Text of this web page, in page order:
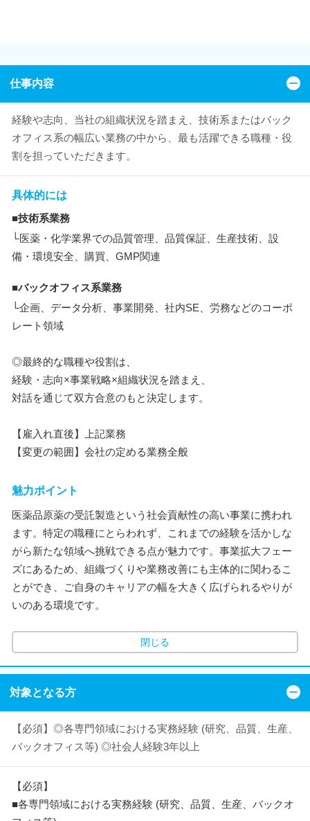
仕事内容
経験や志向、当社の組織状況を踏まえ、技術系またはバック
オフィス系の幅広い業務の中から、最も活躍できる職種・役
割を担っていただきます。
具体的には
■技術系業務
└医薬・化学業界での品質管理、品質保証、生産技術、設
備・環境安全、購買、GMP関連
■バックオフィス系業務
└企画、データ分析、事業開発、社内SE、労務などのコーポ
レート領域
◎最終的な職種や役割は、
経験・志向×事業戦略×組織状況を踏まえ、
対話を通じて双方合意のもと決定します。
【雇入れ直後】上記業務
【変更の範囲】会社の定める業務全般
魅力ポイント
医薬品原薬の受託製造という社会貢献性の高い事業に携われ
ます。特定の職種にとらわれず、これまでの経験を活かしな
がら新たな領域へ挑戦できる点が魅力です。事業拡大フェー
ズにあるため、組織づくりや業務改善にも主体的に関わるこ
とができ、ご自身のキャリアの幅を大きく広げられるやりが
いのある環境です。
閉じる
対象となる方
【必須】◎各専門領域における実務経験 (研究、品質、生産、
バックオフィス等) ◎社会人経験3年以上
【必須】
■各専門領域における実務経験 (研究、品質、生産、バックオ